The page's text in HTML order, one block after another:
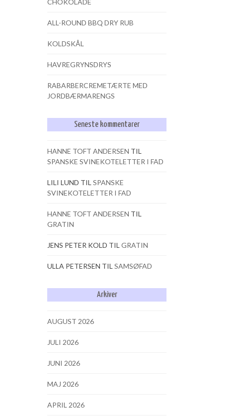
CHOKOLADE
ALL-ROUND BBQ DRY RUB
KOLDSKÅL
HAVREGRYNSDRYS
RABARBERCREMETÆRTE MED
JORDBÆRMARENGS
Seneste kommentarer
HANNE TOFT ANDERSEN TIL
SPANSKE SVINEKOTELETTER I FAD
LILI LUND TIL SPANSKE
SVINEKOTELETTER I FAD
HANNE TOFT ANDERSEN TIL
GRATIN
JENS PETER KOLD TIL GRATIN
ULLA PETERSEN TIL SAMSØFAD
Arkiver
AUGUST 2026
JULI 2026
JUNI 2026
MAJ 2026
APRIL 2026